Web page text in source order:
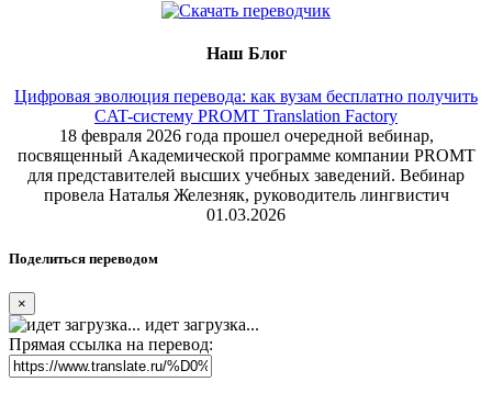
Наш Блог
Цифровая эволюция перевода: как вузам бесплатно получить
CAT-систему PROMT Translation Factory
18 февраля 2026 года прошел очередной вебинар,
посвященный Академической программе компании PROMT
для представителей высших учебных заведений. Вебинар
провела Наталья Железняк, руководитель лингвистич
01.03.2026
Поделиться переводом
×
идет загрузка...
Прямая ссылка на перевод: